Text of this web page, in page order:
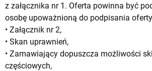
z załącznika nr 1. Oferta powinna być
osobę upoważnioną do podpisania
• Załącznik nr 2,
• Skan uprawnień,
• Zamawiający dopuszcza możliwości
częściowych,